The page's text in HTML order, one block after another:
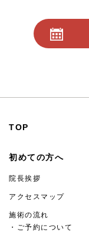
TOP
初めての方へ
院長挨拶
アクセスマップ
施術の流れ
・ご予約について